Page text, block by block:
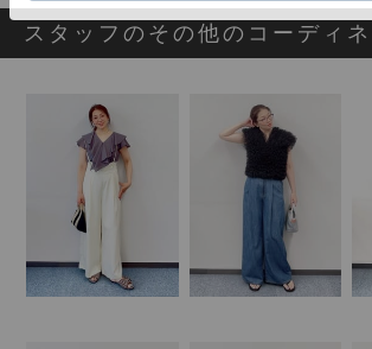
スタッフのその他のコーディネ